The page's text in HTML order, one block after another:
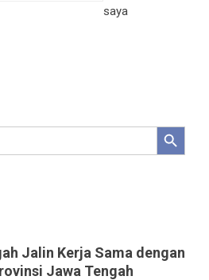
saya
Search Button
Jalin Kerja Sama dengan
Jawa Tengah